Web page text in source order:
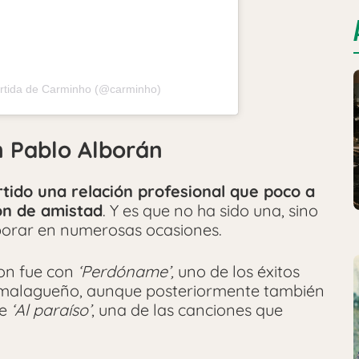
de Carminho (@carminho)
Pablo Alborán
una relación profesional que poco a
de amistad. Y es que no ha sido una, sino
en numerosas ocasiones.
fue con ‘Perdóname’, uno de los éxitos
aunque posteriormente también
‘Al paraíso’, una de las canciones que